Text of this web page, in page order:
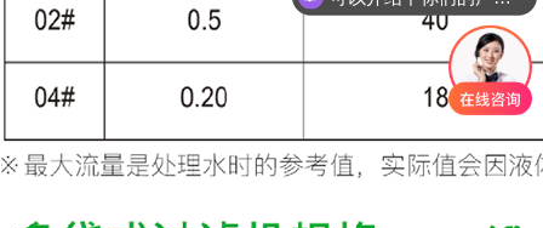
你们是怎么收费的呢？